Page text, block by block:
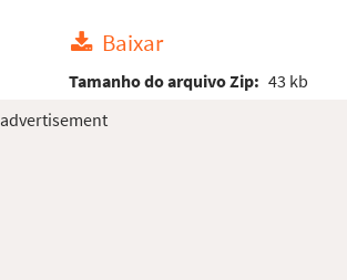
Baixar
Tamanho do arquivo Zip: 43 kb
advertisement